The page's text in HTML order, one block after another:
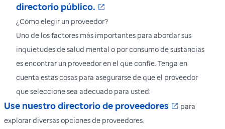
directorio público.
¿Cómo elegir un proveedor?
Uno de los factores más importantes para abordar sus
inquietudes de salud mental o por consumo de sustancias
es encontrar un proveedor en el que confíe. Tenga en
cuenta estas cosas para asegurarse de que el proveedor
que seleccione sea adecuado para usted:
Use nuestro directorio de proveedores Se abre
para
explorar diversas opciones de proveedores.